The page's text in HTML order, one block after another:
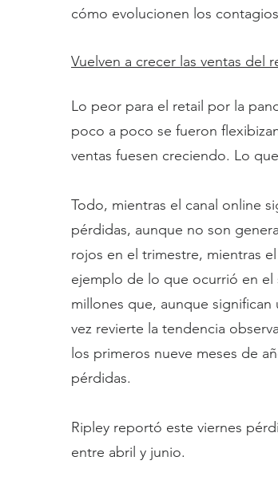
cómo evolucionen los
Vuelven a crecer las ventas del
Lo peor para el retail por la
poco a poco se fueron
ventas fuesen creciendo. Lo
Todo, mientras el canal online
pérdidas, aunque no son
rojos en el trimestre, mientras
ejemplo de lo que ocurrió en el
millones que, aunque
vez revierte la tendencia
los primeros nueve meses de
pérdidas.
Ripley reportó este viernes
entre abril y junio.